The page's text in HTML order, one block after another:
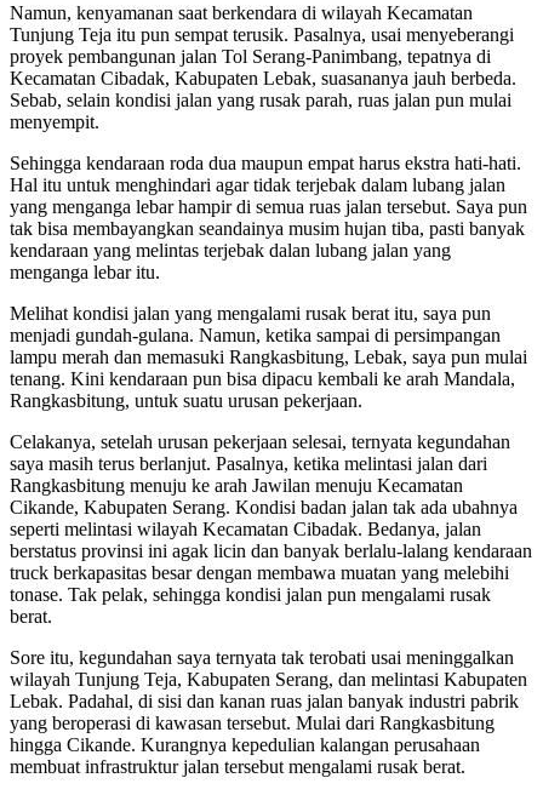
Namun, kenyamanan saat berkendara di wilayah Kecamatan
Tunjung Teja itu pun sempat terusik. Pasalnya, usai menyeberangi
proyek pembangunan jalan Tol Serang-Panimbang, tepatnya di
Kecamatan Cibadak, Kabupaten Lebak, suasananya jauh berbeda.
Sebab, selain kondisi jalan yang rusak parah, ruas jalan pun mulai
menyempit.
Sehingga kendaraan roda dua maupun empat harus ekstra hati-hati.
Hal itu untuk menghindari agar tidak terjebak dalam lubang jalan
yang menganga lebar hampir di semua ruas jalan tersebut. Saya pun
tak bisa membayangkan seandainya musim hujan tiba, pasti banyak
kendaraan yang melintas terjebak dalan lubang jalan yang
menganga lebar itu.
Melihat kondisi jalan yang mengalami rusak berat itu, saya pun
menjadi gundah-gulana. Namun, ketika sampai di persimpangan
lampu merah dan memasuki Rangkasbitung, Lebak, saya pun mulai
tenang. Kini kendaraan pun bisa dipacu kembali ke arah Mandala,
Rangkasbitung, untuk suatu urusan pekerjaan.
Celakanya, setelah urusan pekerjaan selesai, ternyata kegundahan
saya masih terus berlanjut. Pasalnya, ketika melintasi jalan dari
Rangkasbitung menuju ke arah Jawilan menuju Kecamatan
Cikande, Kabupaten Serang. Kondisi badan jalan tak ada ubahnya
seperti melintasi wilayah Kecamatan Cibadak. Bedanya, jalan
berstatus provinsi ini agak licin dan banyak berlalu-lalang kendaraan
truck berkapasitas besar dengan membawa muatan yang melebihi
tonase. Tak pelak, sehingga kondisi jalan pun mengalami rusak
berat.
Sore itu, kegundahan saya ternyata tak terobati usai meninggalkan
wilayah Tunjung Teja, Kabupaten Serang, dan melintasi Kabupaten
Lebak. Padahal, di sisi dan kanan ruas jalan banyak industri pabrik
yang beroperasi di kawasan tersebut. Mulai dari Rangkasbitung
hingga Cikande. Kurangnya kepedulian kalangan perusahaan
membuat infrastruktur jalan tersebut mengalami rusak berat.